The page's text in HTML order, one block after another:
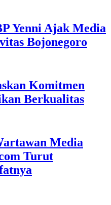
Yenni Ajak Media
Bojonegoro
Komitmen
Berkualitas
Media
Turut